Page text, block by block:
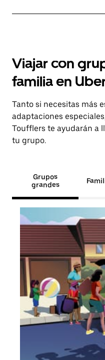
Viajar con
familia en
Tanto si necesitas más
adaptaciones
Toufflers te ayudarán a
tu grupo.
Grupos
grandes